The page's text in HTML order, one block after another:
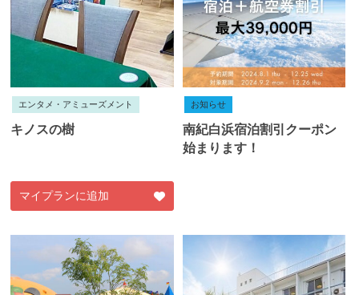
エンタメ・アミューズメント
キノスの樹
マイプランに追加
お知らせ
南紀白浜宿泊割引クーポン
始まります！